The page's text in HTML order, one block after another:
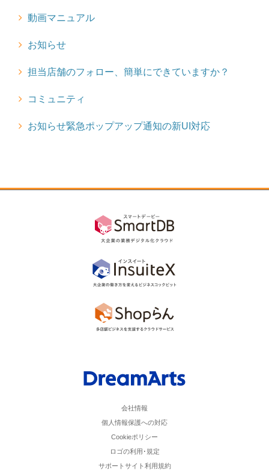
動画マニュアル
お知らせ
担当店舗のフォロー、簡単にできていますか？
コミュニティ
お知らせ緊急ポップアップ通知の新UI対応
会社情報
個人情報保護への対応
Cookieポリシー
ロゴの利用･規定
サポートサイト利用規約